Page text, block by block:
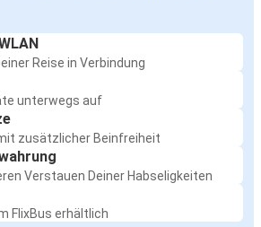
Reise in Verbindung
unterwegs auf
zusätzlicher Beinfreiheit
Verstauen Deiner Habseligkeiten
FlixBus erhältlich